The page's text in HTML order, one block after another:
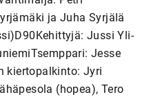
ja Juha Syrjälä
Jussi Yli-
Jesse
kiertopalkinto: Jyri
(hopea), Tero